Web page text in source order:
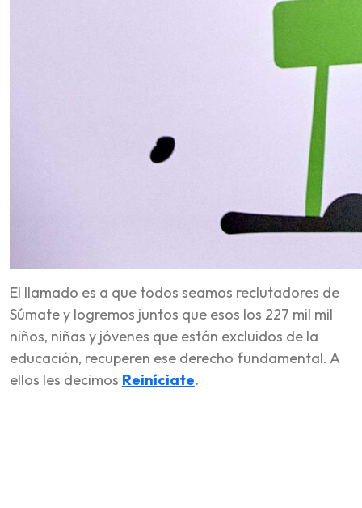
El llamado es a que todos seamos reclutadores de
Súmate y logremos juntos que esos los 227 mil mil
niños, niñas y jóvenes que están excluidos de la
educación, recuperen ese derecho fundamental. A
ellos les decimos Reiníciate.